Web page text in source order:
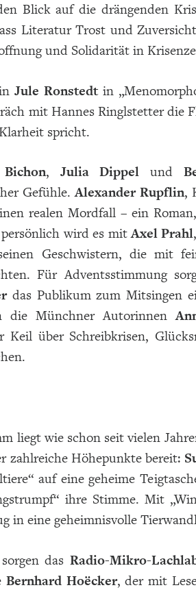
Blick auf die drängenden
Literatur Trost und
und Solidarität in
Jule Ronstedtin
mit Hannes Ringlstetter die
spricht.
, Julia Dippel und
Gefühle.Alexander Rupflin,
realen Mordfall – ein
wird es mitAxel Prahl
Geschwistern, die mit
Für Adventsstimmung
das Publikum zum Mitsingen
die Münchner Autorinnen
Keil über Schreibkrisen,
liegt wie schon seit vielen
zahlreiche Höhepunkte bereit:
auf eine geheime
ihre Stimme. Mit
in eine geheimnisvolle
das Radio-Mikro-
Bernhard Hoëcker, der mit